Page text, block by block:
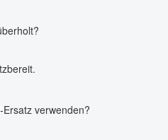
verwenden?